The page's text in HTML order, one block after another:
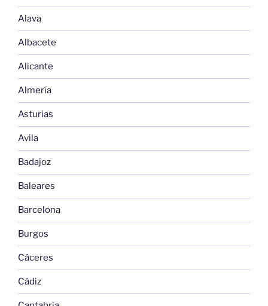
Alava
Albacete
Alicante
Almería
Asturias
Avila
Badajoz
Baleares
Barcelona
Burgos
Cáceres
Cádiz